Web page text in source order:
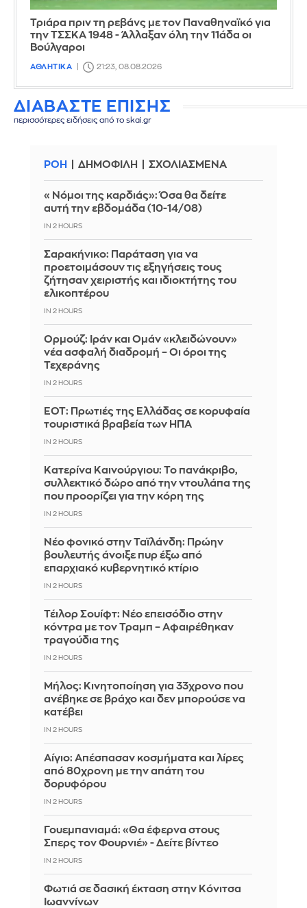
Τριάρα πριν τη ρεβάνς με τον Παναθηναϊκό για
την ΤΣΣΚΑ 1948 - Άλλαξαν όλη την 11άδα οι
Βούλγαροι
ΑΘΛΗΤΙΚΑ 21:23, 08.08.2026
ΔΙΑΒΑΣΤΕ ΕΠΙΣΗΣ
περισσότερες ειδήσεις από το skai.gr
ΡΟΗ ΔΗΜΟΦΙΛΗ ΣΧΟΛΙΑΣΜΕΝΑ
«Νόμοι της καρδιάς»: Όσα θα δείτε
αυτή την εβδομάδα (10-14/08)
IN 2 HOURS
Σαρακήνικο: Παράταση για να
προετοιμάσουν τις εξηγήσεις τους
ζήτησαν χειριστής και ιδιοκτήτης του
ελικοπτέρου
IN 2 HOURS
Ορμούζ: Ιράν και Ομάν «κλειδώνουν»
νέα ασφαλή διαδρομή – Οι όροι της
Τεχεράνης
IN 2 HOURS
ΕΟΤ: Πρωτιές της Ελλάδας σε κορυφαία
τουριστικά βραβεία των ΗΠΑ
IN 2 HOURS
Κατερίνα Καινούργιου: Το πανάκριβο,
συλλεκτικό δώρο από την ντουλάπα της
που προορίζει για την κόρη της
IN 2 HOURS
Νέο φονικό στην Ταϊλάνδη: Πρώην
βουλευτής άνοιξε πυρ έξω από
επαρχιακό κυβερνητικό κτίριο
IN 2 HOURS
Τέιλορ Σουίφτ: Νέο επεισόδιο στην
κόντρα με τον Τραμπ – Αφαιρέθηκαν
τραγούδια της
IN 2 HOURS
Μήλος: Κινητοποίηση για 33χρονο που
ανέβηκε σε βράχο και δεν μπορούσε να
κατέβει
IN 2 HOURS
Αίγιο: Απέσπασαν κοσμήματα και λίρες
από 80χρονη με την απάτη του
δορυφόρου
IN 2 HOURS
Γουεμπανιαμά: «Θα έφερνα στους
Σπερς τον Φουρνιέ» - Δείτε βίντεο
IN 2 HOURS
Φωτιά σε δασική έκταση στην Κόνιτσα
Ιωαννίνων